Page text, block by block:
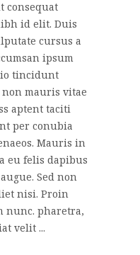
consequat
id elit. Duis
cursus a
ipsum
tincidunt
non mauris vitae
aptent taciti
per conubia
Mauris in
eu felis dapibus
Sed non
nisi. Proin
nunc. pharetra,
velit ...